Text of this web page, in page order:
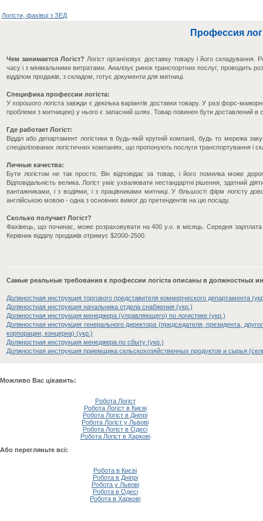
Логісти, фахівці з ЗЕД
Профессия
Чем занимается Логіст? Логіст організовує доставку товару і його
часу і з мінімальними витратами. Аналізує ринок транспортних послуг, проводить
відділом продажів, з складом, готує документи для митниці.
Специфика профессии логіста:
У хорошого логіста завжди є декілька варіантів доставки товару. У разі форс-
проблеми з митницею) у нього є запасний шлях. Товар повинен бути доставлений в
Где работает Логіст:
Відділ або департамент логістики в будь-якій крупній компанії, будь то мережа
спеціалізованих логістичних компаніях, що пропонують послуги транспортування і
Личные качества:
Бути логістом не так просто. Він відповідає за товар, і його помилка може
Відповідальність велика. Логіст уміє ухвалювати нестандартні рішення, здатний
вантажниками, і з водіями, і з працівниками митниці. У більшості фірм логісту
англійською мовою - одна з основних вимог до претендентів на цю посаду.
Сколько получает Логіст?
Фахівець, що починає, може розраховувати на 400 у.о. в місяць. Середня зарплата
Керівник відділу продажів отримує $2000-2500.
Самые реальные требования к профессии логіста описаны в должностных
Должностная инструкция торгового представителя коммерческого департамента
Должностная инструкция начальника отдела снабжения (укр.)
Должностная инструкция менеджера (управляющего) по логистике (укр.)
Должностная инструкция генерального директора (председателя, президента,
корпорации, концерна) (укр.)
Должностная инструкция менеджера по сбыту (укр.)
Должностная инструкция приемщика сельскохозяйственных продуктов и сырья
Можливо Вас цікавить:
Робота Логіст
Робота Логіст в Києві
Робота Логіст в Дніпрі
Робота Логіст у Львові
Робота Логіст в Одесі
Робота Логіст в Харкові
Або перегляньте всі:
Робота в Києві
Робота в Дніпрі
Робота у Львові
Робота в Одесі
Робота в Харкові